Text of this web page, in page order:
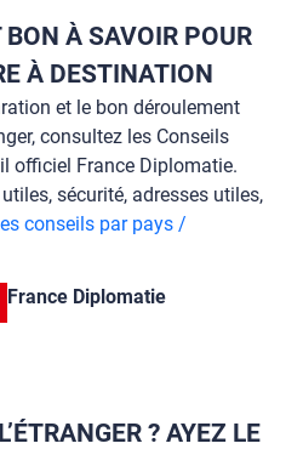
À SAVOIR POUR
À DESTINATION
et le bon déroulement
consultez les Conseils
officiel France Diplomatie.
sécurité, adresses utiles,
conseils par pays /
France Diplomatie
? AYEZ LE